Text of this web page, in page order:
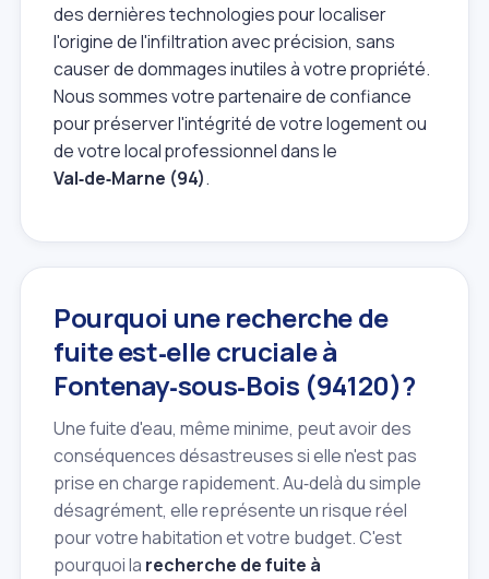
des dernières technologies pour localiser
l'origine de l'infiltration avec précision, sans
causer de dommages inutiles à votre propriété.
Nous sommes votre partenaire de confiance
pour préserver l'intégrité de votre logement ou
de votre local professionnel dans le
Val‑de‑Marne (94).
Pourquoi une recherche de
fuite est‑elle cruciale à
Fontenay‑sous‑Bois (94120)?
Une fuite d'eau, même minime, peut avoir des
conséquences désastreuses si elle n'est pas
prise en charge rapidement. Au‑delà du simple
désagrément, elle représente un risque réel
pour votre habitation et votre budget. C'est
pourquoi la recherche de fuite à